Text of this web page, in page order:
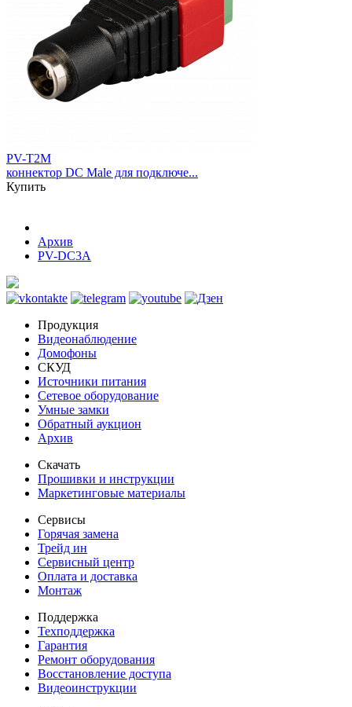
PV-T2M
коннектор DC Male для подключе...
Купить
Архив
PV-DC3A
Продукция
Видеонаблюдение
Домофоны
СКУД
Источники питания
Сетевое оборудование
Умные замки
Обратный аукцион
Архив
Скачать
Прошивки и инструкции
Маркетинговые материалы
Сервисы
Горячая замена
Трейд ин
Сервисный центр
Оплата и доставка
Монтаж
Поддержка
Техподдержка
Гарантия
Ремонт оборудования
Восстановление доступа
Видеоинструкции